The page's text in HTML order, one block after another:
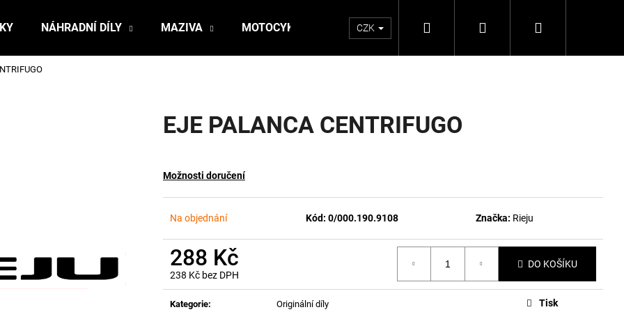
NÁHRADNÍ DÍLY MAZIVA MOTOCYKLY CZK Hledat PřihlášeníNákupní
EJE PALANCA CENTRIFUGO
Možnosti doručení
Na objednání Kód: 0/000.190.9108 Značka: Rieju
288 Kč
238 Kč bez DPH
Měrná
cena:
DO KOŠÍKU
Kategorie:
Originální díly
Tisk
Co potřebujete najít?
HLEDAT